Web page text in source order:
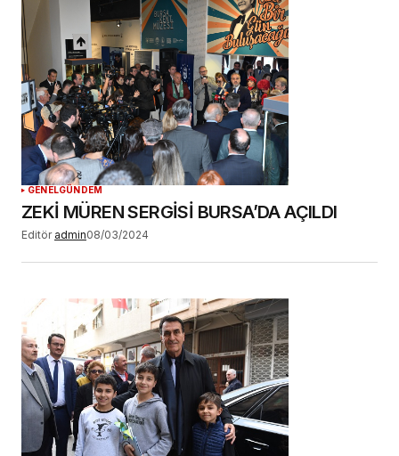
GENELGÜNDEM
ZEKİ MÜREN SERGİSİ BURSA’DA AÇILDI
Editör admin08/03/2024